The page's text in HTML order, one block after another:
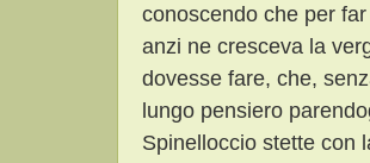
conoscendo che per
anzi ne cresceva la
dovesse fare, che,
lungo pensiero
Spinelloccio stette con